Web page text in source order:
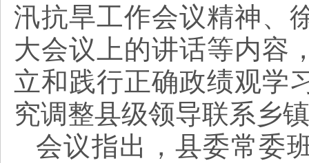
汛抗旱工作会议精神、
大会议上的讲话等内容
立和践行正确政绩观学
究调整县级领导联系乡
会议指出，县委常委